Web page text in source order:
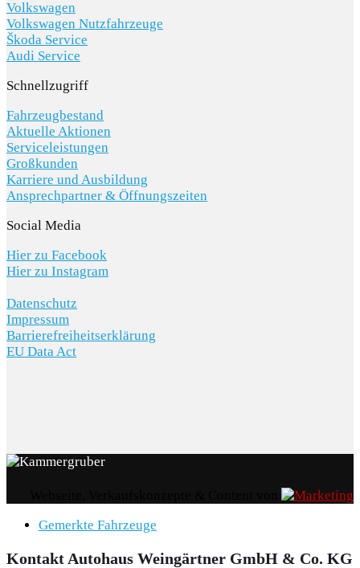
Volkswagen
Volkswagen Nutzfahrzeuge
Škoda Service
Audi Service
Schnellzugriff
Fahrzeugbestand
Aktuelle Aktionen
Serviceleistungen
Großkunden
Karriere und Ausbildung
Ansprechpartner & Öffnungszeiten
Social Media
Hier zu Facebook
Hier zu Instagram
Datenschutz
Impressum
Barrierefreiheitserklärung
EU Data Act
Gemerkte Fahrzeuge
Kontakt Autohaus Weingärtner GmbH & Co. KG